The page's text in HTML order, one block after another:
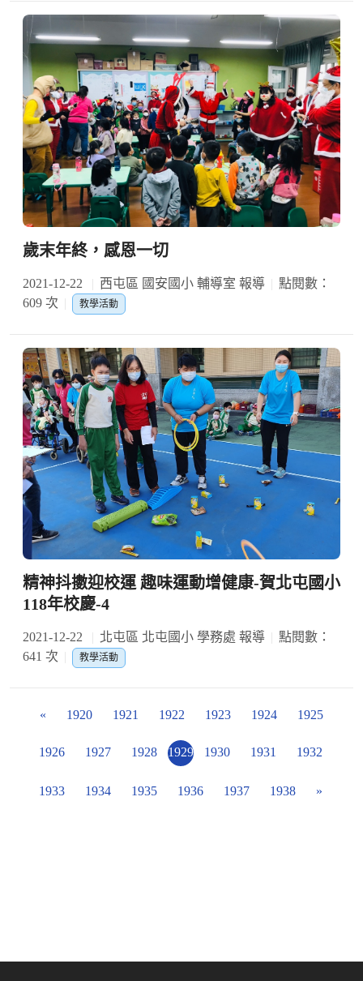
歲末年終，感恩一切
2021-12-22 西屯區 國安國小 輔導室 報導
點閱數：
609 次
教學活動
精神抖擻迎校運 趣味運動增健康-賀北屯國小
118年校慶-4
2021-12-22 北屯區 北屯國小 學務處 報導
點閱數：
641 次
教學活動
« 1920 1921 1922 1923 1924 1925
1926 1927 1928 1929 1930 1931 1932
1933 1934 1935 1936 1937 1938 »